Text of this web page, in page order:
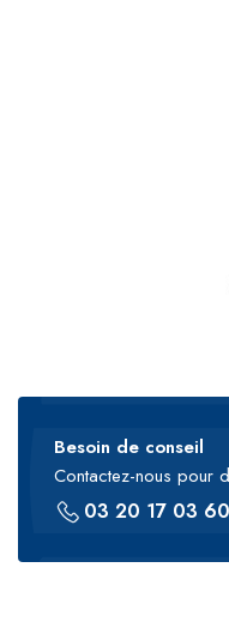
Besoin de conseil
Contactez-nous pour
03 20 17 03 60